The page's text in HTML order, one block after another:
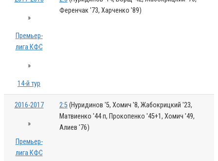
»
Премьер-
лига КФС
»
14-й тур
Ференчак '73, Харченко '89)
2016-2017
»
Премьер-
лига КФС
2:5(Нуридинов '5, Хомич '8, Жабокрицкий '23,
Матвиенко '44 п, Прокопенко '45+1, Хомич '49,
Алиев '76)